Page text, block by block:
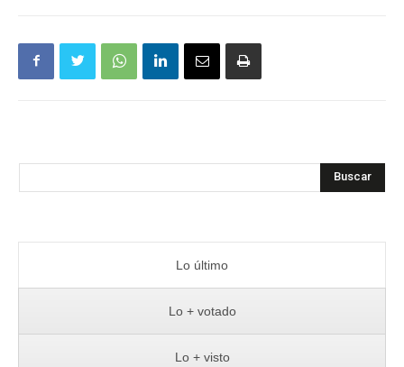
Buscar
Lo último
Lo + votado
Lo + visto